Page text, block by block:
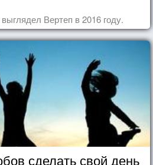
Вертеп в 2016 году.
сделать свой день